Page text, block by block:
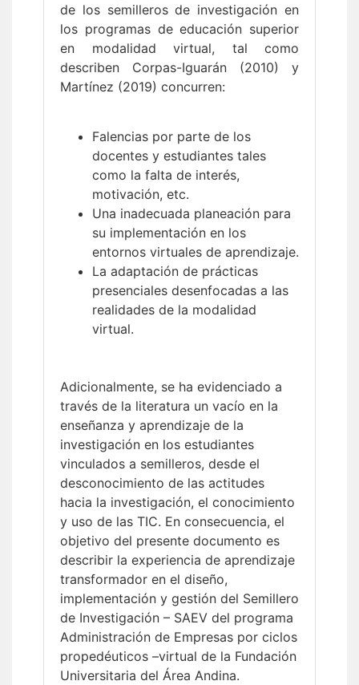
de los semilleros de investigación en
los programas de educación superior
en modalidad virtual, tal como
describen Corpas-Iguarán (2010) y
Martínez (2019) concurren:
Falencias por parte de los
docentes y estudiantes tales
como la falta de interés,
motivación, etc.
Una inadecuada planeación para
su implementación en los
entornos virtuales de aprendizaje.
La adaptación de prácticas
presenciales desenfocadas a las
realidades de la modalidad
virtual.
Adicionalmente, se ha evidenciado a
través de la literatura un vacío en la
enseñanza y aprendizaje de la
investigación en los estudiantes
vinculados a semilleros, desde el
desconocimiento de las actitudes
hacia la investigación, el conocimiento
y uso de las TIC. En consecuencia, el
objetivo del presente documento es
describir la experiencia de aprendizaje
transformador en el diseño,
implementación y gestión del Semillero
de Investigación – SAEV del programa
Administración de Empresas por ciclos
propedéuticos –virtual de la Fundación
Universitaria del Área Andina.